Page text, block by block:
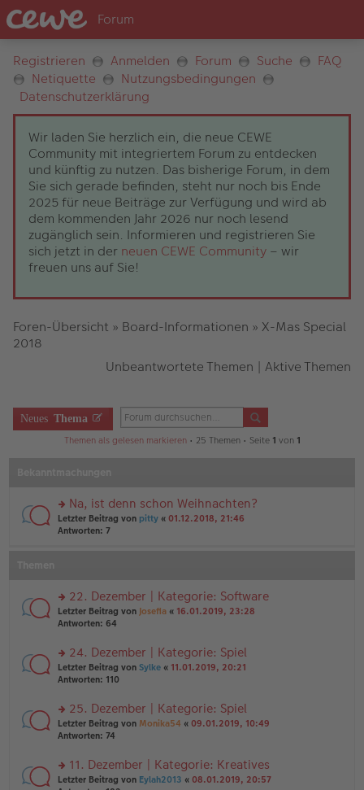
Registrieren Anmelden Forum Suche
FAQ
Netiquette
Nutzungsbedingungen
Datenschutzerklärung
Wir laden Sie herzlich ein, die neue CEWE
Community mit integriertem Forum zu entdecken
und künftig zu nutzen. Das bisherige Forum, in dem
Sie sich gerade befinden, steht nur noch bis Ende
2025 für neue Beiträge zur Verfügung und wird ab
dem kommenden Jahr 2026 nur noch lesend
zugänglich sein. Informieren und registrieren Sie
sich jetzt in der neuen CEWE Community – wir
freuen uns auf Sie!
Foren-Übersicht » Board-Informationen » X-Mas Special
2018
Unbeantwortete Themen | Aktive Themen
Neues Thema
Themen als gelesen markieren• 25 Themen • Seite 1 von 1
rs
te
es
e
n
B
ei
tr
Na, ist denn schon Weihnachten?
Letzter Beitrag von pitty « 01.12.2018, 21:46
Antworten: 7
rs
te
n
g
el
e
n
er
tr
a
22. Dezember | Kategorie: Software
Letzter Beitrag von Josefia « 16.01.2019, 23:28
Antworten: 64
rs
te
n
g
el
e
n
24. Dezember | Kategorie: Spiel
Letzter Beitrag von Sylke « 11.01.2019, 20:21
Antworten: 110
rs
te
n
g
25. Dezember | Kategorie: Spiel
Letzter Beitrag von Monika54 « 09.01.2019, 10:49
Antworten: 74
rs
11. Dezember | Kategorie: Kreatives
Letzter Beitrag von Eylah2013 « 08.01.2019, 20:57